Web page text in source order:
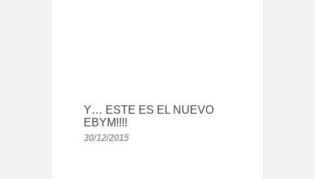
Y… ESTE ES EL NUEVO
EBYM!!!!
30/12/2015